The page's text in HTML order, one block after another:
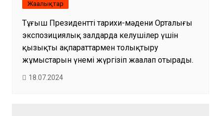
Жаңалықтар
Тұңғыш Президенттің тарихи-мәдени Орталығы
экспозициялық залдарда келушілер үшін
қызықты ақпараттармен толықтыру
жұмыстарын үнемі жүргізіп жаңалап отырады.
18.07.2024